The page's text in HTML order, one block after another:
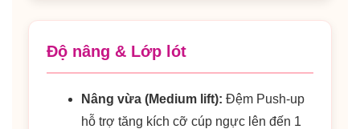
Độ nâng & Lớp lót
Nâng vừa (Medium lift): Đệm Push-up
hỗ trợ tăng kích cỡ cúp ngực lên đến 1